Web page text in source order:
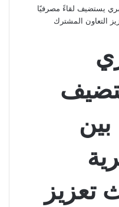
يستضيف لقاءً مصرفيًا
التعاون المشترك
تعزيز